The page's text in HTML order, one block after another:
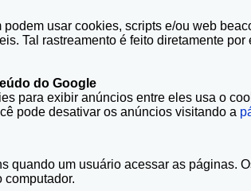
usar cookies, scripts e/ou web
Tal rastreamento é feito diretamente
do Google
para exibir anúncios entre eles usa o
pode desativar os anúncios visitando a
quando um usuário acessar as páginas.
computador.